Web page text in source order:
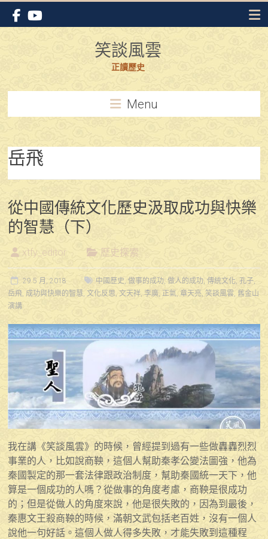
Skip
content
笑談風雲
正讀歷史
Menu
岳飛
從中國傳統文化歷史汲取成功與快樂
的智慧（下）
xtfy_editor 歷史探索
29 5 月, 2018 中國歷史,做事的成功,做人的成功,傳統文化,孔子,
岳飛, 成功與快樂的智慧,文化反思,文天祥,李廣,正氣,章天亮,笑談風雲, 舊金山
演講
我在講《笑談風雲》的時候，曾經提到過有一些做轟轟烈烈
事業的人，比如說商鞅，這個人幫助秦孝公變法圖強，他為
秦國製定的那一套法律跟政治制度，幫助秦國統一天下，他
算是一個成功的人嗎？從做事的角度考慮，商鞅是很成功
的；但是從做人的角度來說，他是很失敗的，因為到最後，
秦惠文王殺商鞅的時候，滿朝文武包括老百姓，沒有一個人
說他一句好話。這個人做人得多失敗，才能失敗到這種程